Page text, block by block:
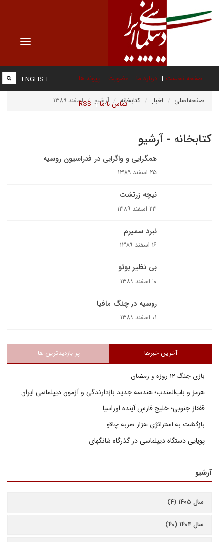
Toggle
صفحه نخست درباره ما عضویت پیوند ها
تماس با ما RSS
ENGLISH
صفحه‌اصلی اخبار کتابخانه آرشیو اسفند ۱۳۸۹
کتابخانه - آرشیو
همگرایی و واگرایی در فدراسیون روسیه
۲۵ اسفند ۱۳۸۹
نيچه زرتشت
۲۳ اسفند ۱۳۸۹
نبرد سميرم
۱۶ اسفند ۱۳۸۹
بى نظير بوتو
۱۰ اسفند ۱۳۸۹
روسيه در چنگ مافيا
۰۱ اسفند ۱۳۸۹
آخرین خبرها پر بازدیدترین ها
بازی جنگ ۱۲ روزه و رمضان
هرمز و باب‌المندب؛ هندسه جدید بازدارندگی و آزمون دیپلماسی ایران
قفقاز جنوبی؛ خلیج فارسِ آینده اوراسیا
بازگشت به استراتژی هزار ضربه چاقو
پویایی دستگاه دیپلماسی در گذرگاه شانگهای
آرشیو
سال ۱۴۰۵ (۴)
سال ۱۴۰۴ (۴۰)